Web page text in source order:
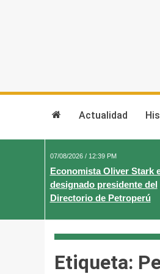
Actualidad
07/08/2026 / 12:39 PM
Economista Oliver Stark
designado presidente del
Directorio de Petroperú
Etiqueta: